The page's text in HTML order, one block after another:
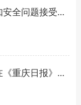
接受新华社专访
快健全海外综合服务体系》